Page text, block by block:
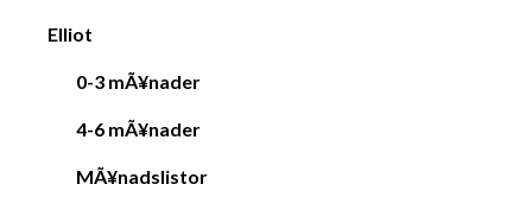
Elliot
0-3 mÃ¥nader
4-6 mÃ¥nader
MÃ¥nadslistor